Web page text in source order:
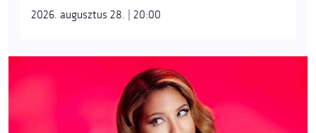
2026. augusztus 28. | 20:00